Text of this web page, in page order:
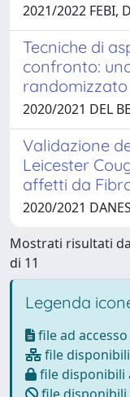
2021/2022 FEBI,
Tecniche di
confronto:
randomizzato
2020/2021 DEL
Validazione
Leicester
affetti da
2020/2021
Mostrati risultati da
di 11
Legenda
file ad
file
file disponibili
file